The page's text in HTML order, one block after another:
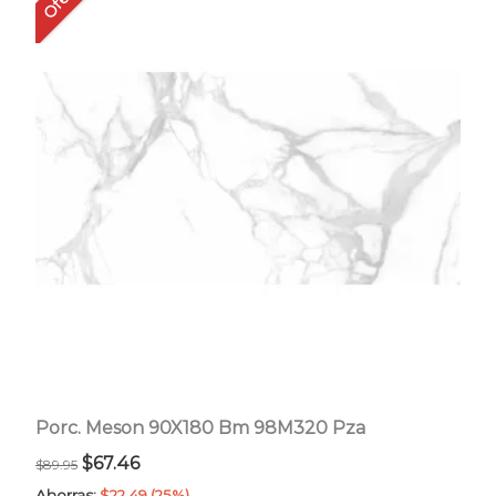
Porc. Meson 90X180 Bm 98M320 Pza
$89.95 El
$67.46El